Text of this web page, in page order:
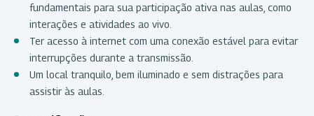
fundamentais para sua participação ativa nas aulas, como
interações e atividades ao vivo.
Ter acesso à internet com uma conexão estável para evitar
interrupções durante a transmissão.
Um local tranquilo, bem iluminado e sem distrações para
assistir às aulas.